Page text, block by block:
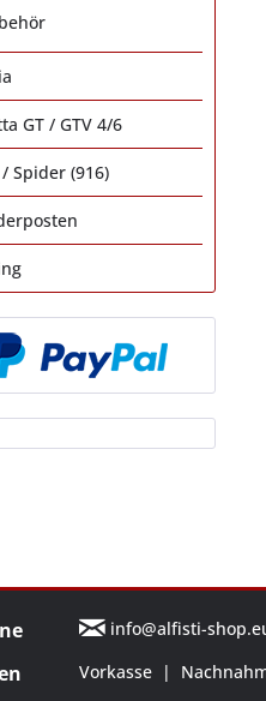
GT / GTV 4/6
/ Spider (916)
info@alfisti-
Vorkasse |